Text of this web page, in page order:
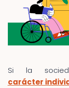
Si la
carácter